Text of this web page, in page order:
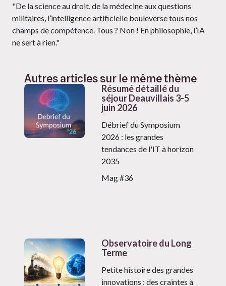
"De la science au droit, de la médecine aux questions
militaires, l’intelligence artificielle bouleverse tous nos
champs de compétence. Tous ? Non ! En philosophie, l’IA
ne sert à rien."
Autres articles sur le même thème
Résumé détaillé du
séjour Deauvillais 3-5
juin 2026
Débrief du Symposium
2026 : les grandes
tendances de l'IT à horizon
2035
Mag #36
Observatoire du Long
Terme
Petite histoire des grandes
innovations : des craintes à